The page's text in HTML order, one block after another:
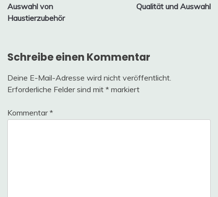
Auswahl von
Haustierzubehör
Qualität und Auswahl
Schreibe einen Kommentar
Deine E-Mail-Adresse wird nicht veröffentlicht.
Erforderliche Felder sind mit * markiert
Kommentar*